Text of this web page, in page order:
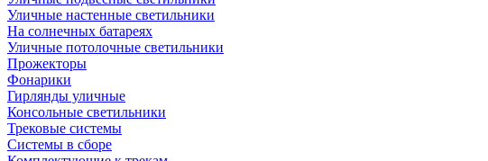
Уличные настенные светильники
На солнечных батареях
Уличные потолочные светильники
Прожекторы
Фонарики
Гирлянды уличные
Консольные светильники
Трековые системы
Системы в сборе